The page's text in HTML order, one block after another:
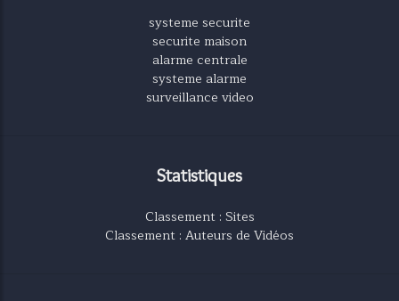
systeme securite
securite maison
alarme centrale
systeme alarme
surveillance video
Statistiques
Classement : Sites
Classement : Auteurs de Vidéos